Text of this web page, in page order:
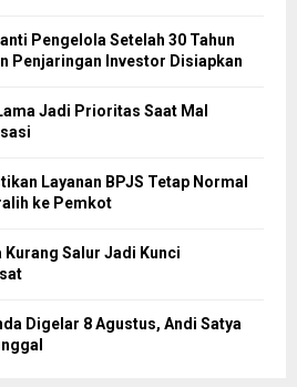
Pengelola Setelah 30 Tahun
Penjaringan Investor Disiapkan
Jadi Prioritas Saat Mal
Layanan BPJS Tetap Normal
ke Pemkot
Kurang Salur Jadi Kunci
Digelar 8 Agustus, Andi Satya